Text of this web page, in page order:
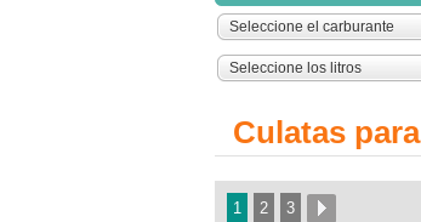
Seleccione el carburante
Seleccione los litros
Culatas
1 2 3